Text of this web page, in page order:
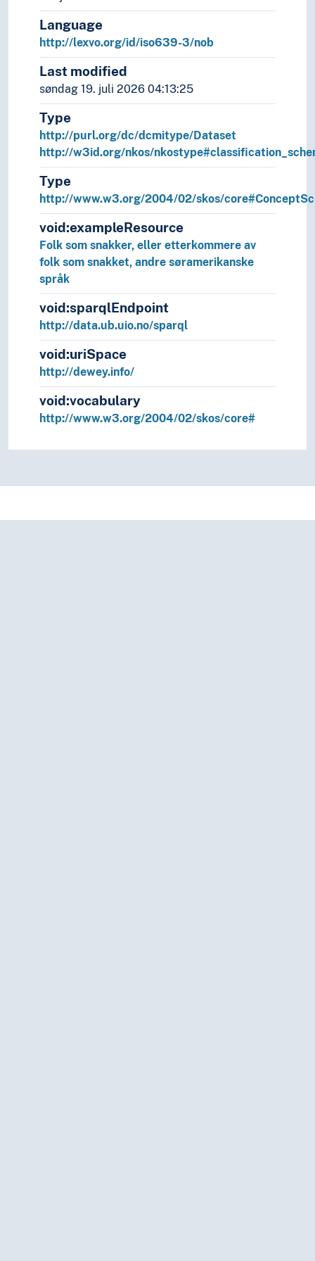
(914.84412)
Aardvark
Edentata, Pholidota, Tubulidentata
(599.31)
Aare (Sveits : elv)
Aare (Sveits : elv)--geografi
Bern (Sveits :
kanton)--geografi, … (914.9454)
Aargau (Sveits)
Kantonen Aargau (T2--49456)
Aargau (Sveits) (949.456)
Aargau (Sveits)--geografi (914.9456)
Aarhus amt (Danmark)
Region Midtjylland (T2-
-48955)
Abaca--botanikk
Zingiberales (584.88)
Abaca--fiberavlinger
Manilahamp (633.571)
Abai oblysy (Kasakhstan)
oblysy) (T2--584527)
Abai-regionen (Abai oblysy) (T2--584527)
Abaloner
Øresnegler, … (641.394)
Abau (Papua Ny-Guinea)
-9546)
Abaza språk
Abkhasisk-adygeiske språk, …
(499.962)
Abaza språk
Abkhasisk-adygeiske språk
Abazinere (T5--99962)
Language
http://lexvo.org/id/iso639-3/nob
Last modified
søndag 19. juli 2026 04:13:25
Type
http://purl.org/dc/dcmitype/Dataset
http://w3id.org/nkos/
Type
http://www.w3.org/2004/02/skos/
void:exampleResource
Folk som snakker, eller etterkommere av
folk som snakket, andre søramerikanske
språk
void:sparqlEndpoint
http://data.ub.uio.no/sparql
void:uriSpace
http://dewey.info/
void:vocabulary
http://www.w3.org/2004/02/skos/core#